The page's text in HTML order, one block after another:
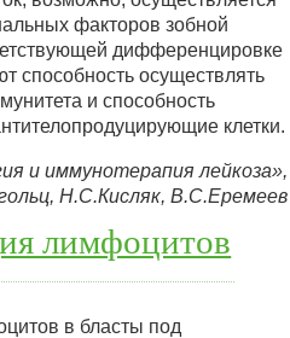
факторов зобной
дифференцировке
способность осуществлять
и способность
клетки.
и иммунотерапия лейкоза»,
Н.С.Кисляк, В.С.Еремеев
лимфоцитов
в бласты под